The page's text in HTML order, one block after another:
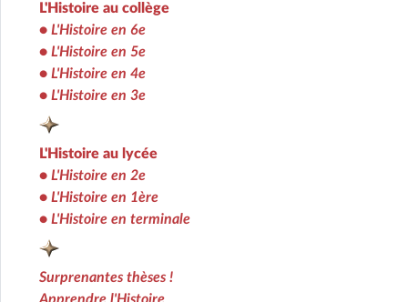
L'Histoire au collège
• L'Histoire en 6e
• L'Histoire en 5e
• L'Histoire en 4e
• L'Histoire en 3e
L'Histoire au lycée
• L'Histoire en 2e
• L'Histoire en 1ère
• L'Histoire en terminale
Surprenantes thèses !